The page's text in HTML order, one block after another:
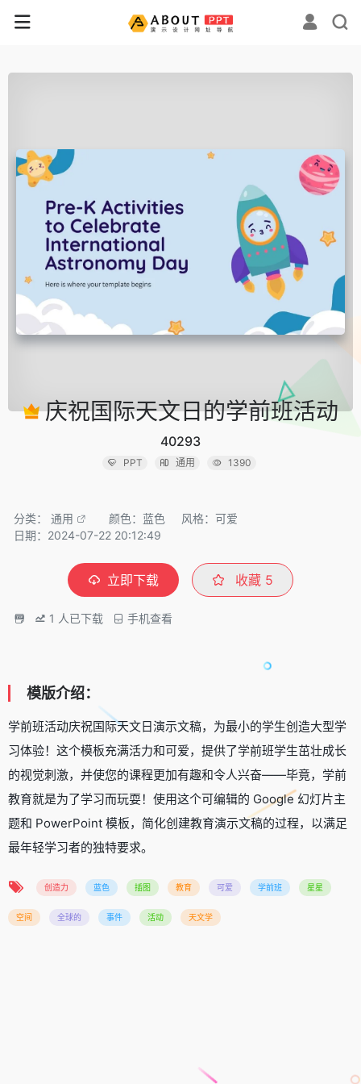
庆祝国际天文日的学前班活动
40293
PPT 通用 1390
分类： 通用 颜色：蓝色
风格：可爱
日期：2024-07-22 20:12:49
立即下载 收藏 5
1 人已下载 手机查看
模版介绍：
学前班活动庆祝国际天文日演示文稿，为最小的学生创造大型学
习体验！这个模板充满活力和可爱，提供了学前班学生茁壮成长
的视觉刺激，并使您的课程更加有趣和令人兴奋——毕竟，学前
教育就是为了学习而玩耍！使用这个可编辑的 Google 幻灯片主
题和 PowerPoint 模板，简化创建教育演示文稿的过程，以满足
最年轻学习者的独特要求。
创造力 蓝色 插图 教育 可爱 学前班 星星
空间 全球的 事件 活动 天文学